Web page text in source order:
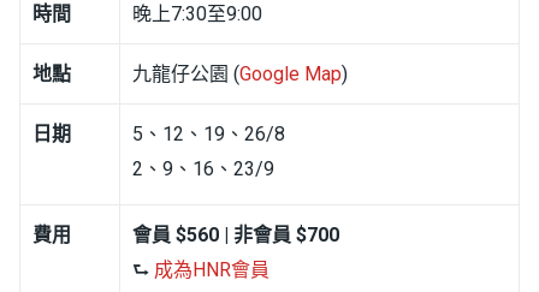
時間 晚上7:30至9:00
地點 九龍仔公園 (Google Map)
日期
5、12、19、26/8
2、9、16、23/9
費用
會員 $560 | 非會員 $700
⮑ 成為HNR會員